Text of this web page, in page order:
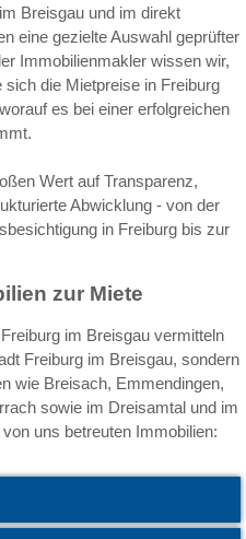
Breisgau und im direkt
eine gezielte Auswahl geprüfter
Immobilienmakler wissen wir,
die Mietpreise in Freiburg
es bei einer erfolgreichen
Wert auf Transparenz,
Abwicklung - von der
in Freiburg bis zur
zur Miete
im Breisgau vermitteln
Freiburg im Breisgau, sondern
wie Breisach, Emmendingen,
sowie im Dreisamtal und im
uns betreuten Immobilien: